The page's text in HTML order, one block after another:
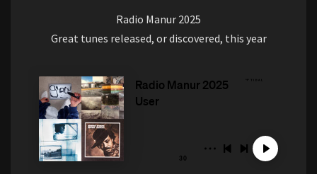
Radio Manur 2025
Great tunes released, or discovered, this year